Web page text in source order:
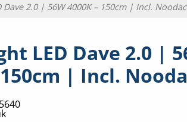
2.0 | 56W 4000K – 150cm | Incl.
LED Dave 2.0 |
150cm | Incl.